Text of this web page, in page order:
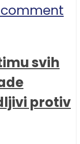
svih
protiv